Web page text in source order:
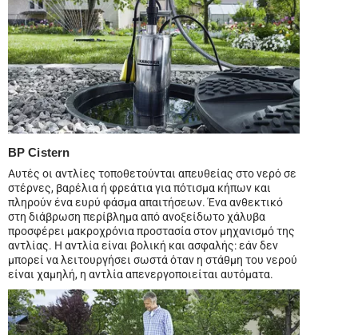
BP Cistern
Αυτές οι αντλίες τοποθετούνται απευθείας στο νερό σε
στέρνες, βαρέλια ή φρεάτια για πότισμα κήπων και
πληρούν ένα ευρύ φάσμα απαιτήσεων. Ένα ανθεκτικό
στη διάβρωση περίβλημα από ανοξείδωτο χάλυβα
προσφέρει μακροχρόνια προστασία στον μηχανισμό της
αντλίας. Η αντλία είναι βολική και ασφαλής: εάν δεν
μπορεί να λειτουργήσει σωστά όταν η στάθμη του νερού
είναι χαμηλή, η αντλία απενεργοποιείται αυτόματα.